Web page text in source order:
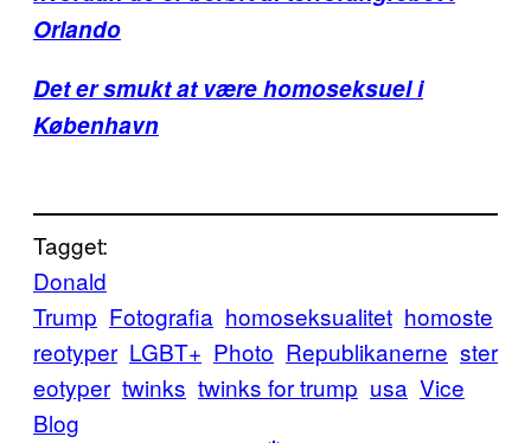
Orlando
Det er smukt at være homoseksuel i
København
Tagget:
Donald
Trump Fotografia homoseksualitet homoste
reotyper LGBT+ Photo Republikanerne ster
eotyper twinks twinks for trump usa Vice
Blog